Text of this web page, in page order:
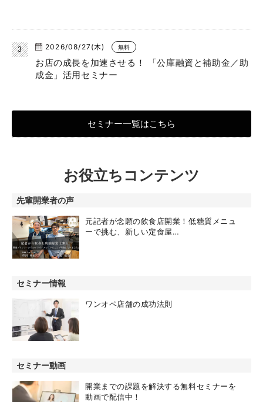
2026/08/27(木) 無料
お店の成長を加速させる！ 「公庫融資と補助金／助
成金」活用セミナー
セミナー一覧はこちら
お役立ちコンテンツ
先輩開業者の声
元記者が念願の飲食店開業！低糖質メニュ
ーで挑む、新しい定食屋…
セミナー情報
ワンオペ店舗の成功法則
セミナー動画
開業までの課題を解決する無料セミナーを
動画で配信中！